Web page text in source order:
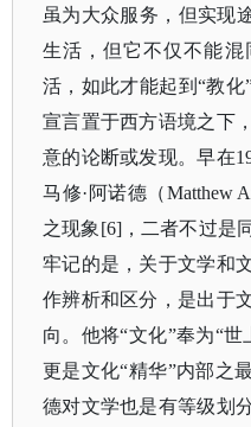
虽为大众服务，但实现
生活，但它不仅不能
活，如此才能起到“教
宣言置于西方语境之下
意的论断或发现。早在
马修·阿诺德（Matthew
之现象[6]，二者不过是
牢记的是，关于文学和
作辨析和区分，是出于
向。他将“文化”奉为“
更是文化“精华”内部之
德对文学也是有等级划